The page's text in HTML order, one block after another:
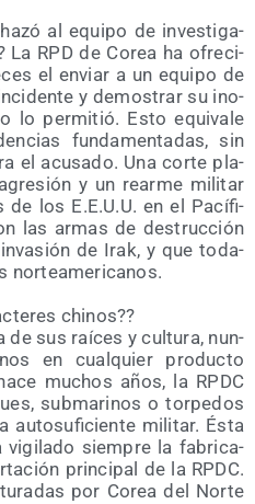
al equi­po de inves­ti­ga­
RPD de Corea ha ofre­ci­
el enviar a un equi­po de
y demos­trar su ino­
lo per­mi­tió. Esto equi­va­le
fun­da­men­ta­das, sin
el acu­sa­do. Una cor­te pla­
y un rear­me mili­tar
los E.E.U.U. en el Pací­fi­
las armas de des­truc­ción
de Irak, y que toda­
norteamericanos.
chinos??
de sus raí­ces y cul­tu­ra, nun­
en cual­quier pro­duc­to
muchos años, la RPDC
sub­ma­ri­nos o torpe­dos
auto­su­fi­cien­te mili­tar. Ésta
vigi­la­do siem­pre la fabri­ca­
prin­ci­pal de la RPDC.
por Corea del Nor­te